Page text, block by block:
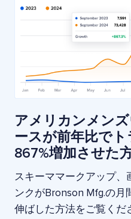
アメリカンメン
ースが前年比で
867%増加させた
スキーママークアップ、
ンクがBronson Mfg.の月
伸ばした方法をご覧くだ